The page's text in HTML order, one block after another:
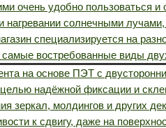
очень удобно пользоваться
солнечными
специализируется на
самые востребованные виды
на основе ПЭТ с
надёжной фиксации и
зеркал, молдингов и других
к сдвигу, даже на